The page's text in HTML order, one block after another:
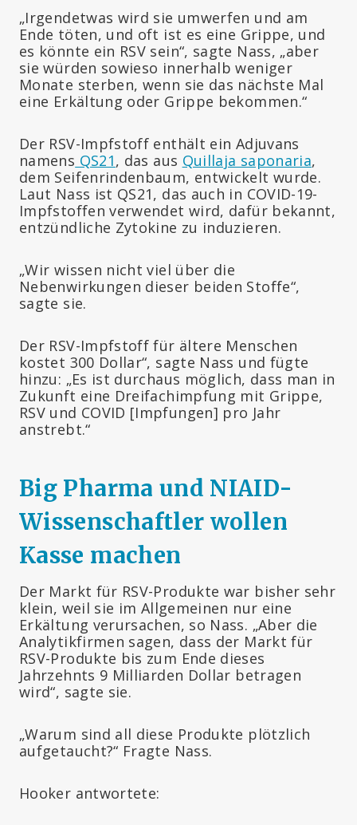
„Irgendetwas wird sie umwerfen und am
Ende töten, und oft ist es eine Grippe, und
es könnte ein RSV sein“, sagte Nass, „aber
sie würden sowieso innerhalb weniger
Monate sterben, wenn sie das nächste Mal
eine Erkältung oder Grippe bekommen.“
Der RSV-Impfstoff enthält ein Adjuvans
namens QS21, das aus Quillaja saponaria,
dem Seifenrindenbaum, entwickelt wurde.
Laut Nass ist QS21, das auch in COVID-19-
Impfstoffen verwendet wird, dafür bekannt,
entzündliche Zytokine zu induzieren.
„Wir wissen nicht viel über die
Nebenwirkungen dieser beiden Stoffe“,
sagte sie.
Der RSV-Impfstoff für ältere Menschen
kostet 300 Dollar“, sagte Nass und fügte
hinzu: „Es ist durchaus möglich, dass man in
Zukunft eine Dreifachimpfung mit Grippe,
RSV und COVID [Impfungen] pro Jahr
anstrebt.“
Big Pharma und NIAID-
Wissenschaftler wollen
Kasse machen
Der Markt für RSV-Produkte war bisher sehr
klein, weil sie im Allgemeinen nur eine
Erkältung verursachen, so Nass. „Aber die
Analytikfirmen sagen, dass der Markt für
RSV-Produkte bis zum Ende dieses
Jahrzehnts 9 Milliarden Dollar betragen
wird“, sagte sie.
„Warum sind all diese Produkte plötzlich
aufgetaucht?“ Fragte Nass.
Hooker antwortete: